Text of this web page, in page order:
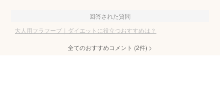
回答された質問
大人用フラフープ｜ダイエットに役立つおすすめは？
全てのおすすめコメント (2件) >